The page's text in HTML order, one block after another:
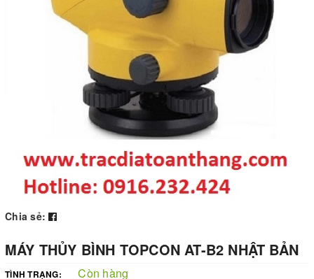
Chia sẻ:
MÁY THỦY BÌNH TOPCON AT-B2 NHẬT BẢN
TÌNH TRẠNG: Còn hàng